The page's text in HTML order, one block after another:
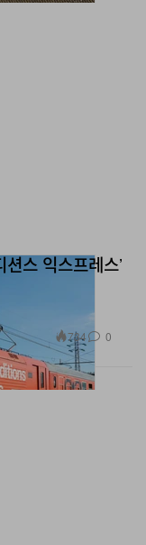
스 익스프레스’
734 0